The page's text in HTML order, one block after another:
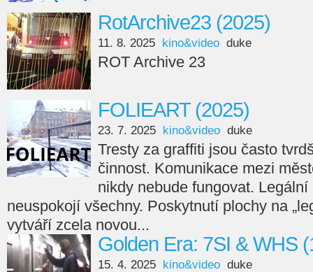
RotArchive23 (2025)
11. 8. 2025 kino&video duke
ROT Archive 23
FOLIEART (2025)
23. 7. 2025 kino&video duke
Tresty za graffiti jsou často
činnost. Komunikace mezi
nikdy nebude fungovat.
neuspokojí všechny. Poskytnutí plochy na
vytváří zcela novou...
Golden Era: 7SI & WHS
15. 4. 2025 kino&video duke